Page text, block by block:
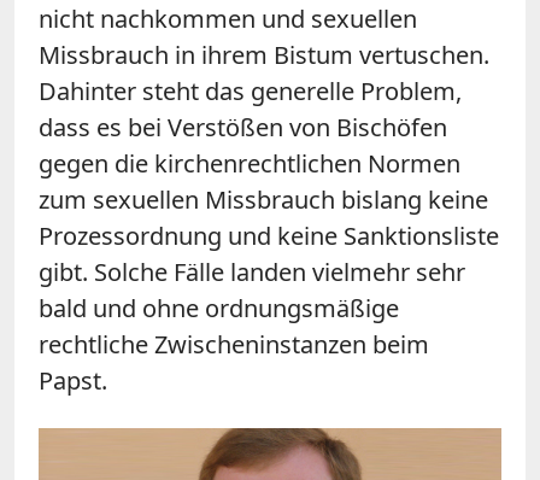
nicht nachkommen und sexuellen
Missbrauch in ihrem Bistum vertuschen.
Dahinter steht das generelle Problem,
dass es bei Verstößen von Bischöfen
gegen die kirchenrechtlichen Normen
zum sexuellen Missbrauch bislang keine
Prozessordnung und keine Sanktionsliste
gibt. Solche Fälle landen vielmehr sehr
bald und ohne ordnungsmäßige
rechtliche Zwischeninstanzen beim
Papst.